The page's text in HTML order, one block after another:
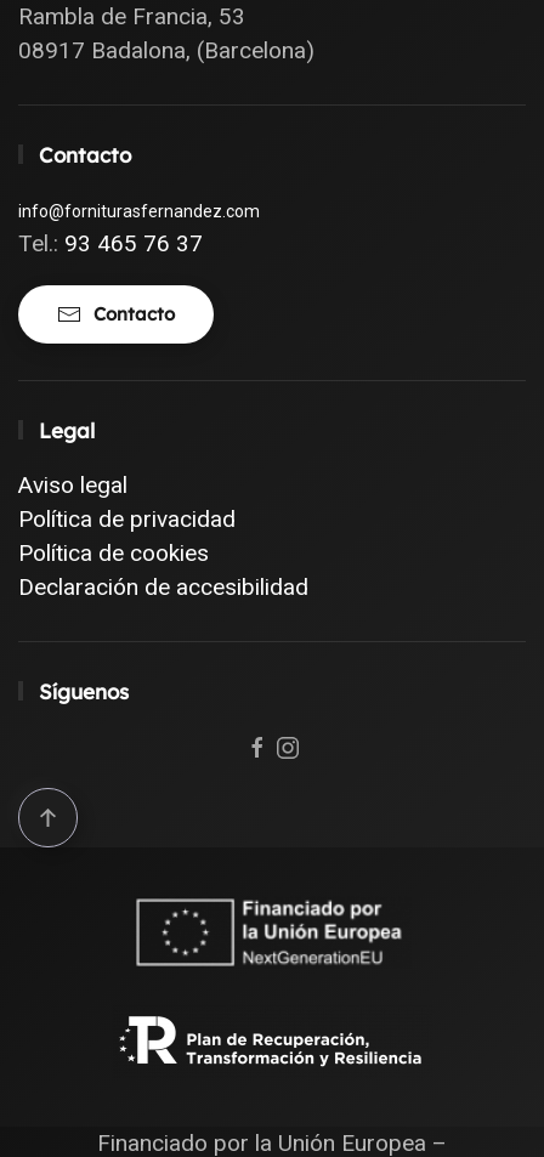
Rambla de Francia, 53
08917 Badalona, (Barcelona)
Contacto
info@forniturasfernandez.com
Tel.: 93 465 76 37
Contacto
Legal
Aviso legal
Política de privacidad
Política de cookies
Declaración de accesibilidad
Síguenos
Financiado por la Unión Europea –